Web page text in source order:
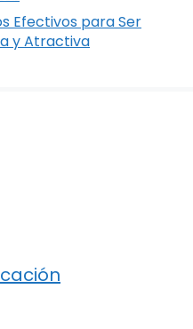
Efectivos para Ser
y Atractiva